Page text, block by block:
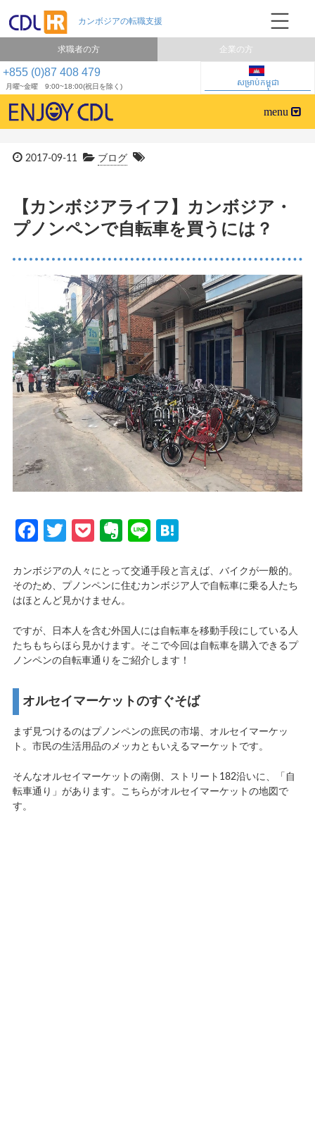
+855 (0)87 408 479
月曜~金曜 9:00~18:00(祝日を除く) សម្រាប់កម្ពុជា
求職者の方 企業の方
2017-09-11 ブログ
【カンボジアライフ】カンボジア・
プノンペンで自転車を買うには？
Facebook
Twitter
PocketEvernote
Line
カンボジアの人々にとって交通手段と言えば、バイクが一般的。
そのため、プノンペンに住むカンボジア人で自転車に乗る人たち
はほとんど見かけません。
ですが、日本人を含む外国人には自転車を移動手段にしている人
たちもちらほら見かけます。そこで今回は自転車を購入できるプ
ノンペンの自転車通りをご紹介します！
オルセイマーケットのすぐそば
まず見つけるのはプノンペンの庶民の市場、オルセイマーケッ
ト。市民の生活用品のメッカともいえるマーケットです。
そんなオルセイマーケットの南側、ストリート182沿いに、「自
転車通り」があります。こちらがオルセイマーケットの地図で
す。